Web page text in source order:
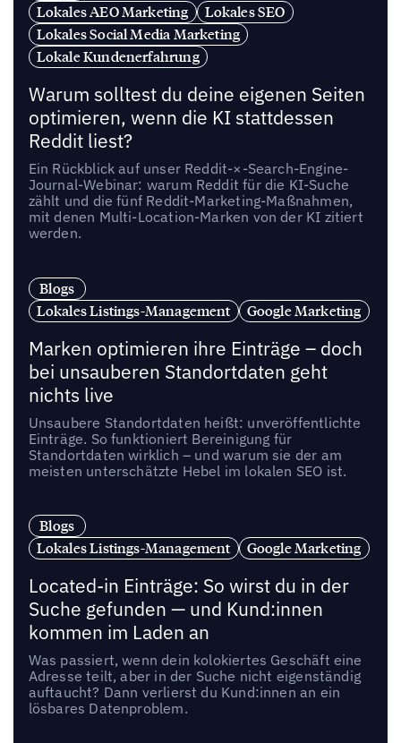
Lokales AEO Marketing
Lokales SEO
Lokales Social Media Marketing
Lokale Kundenerfahrung
Warum solltest du deine eigenen Seiten
optimieren, wenn die KI stattdessen
Reddit liest?
Ein Rückblick auf unser Reddit-×-Search-Engine-
Journal-Webinar: warum Reddit für die KI-Suche
zählt und die fünf Reddit-Marketing-Maßnahmen,
mit denen Multi-Location-Marken von der KI zitiert
werden.
Blogs
Lokales Listings-Management
Google Marketing
Marken optimieren ihre Einträge – doch
bei unsauberen Standortdaten geht
nichts live
Unsaubere Standortdaten heißt: unveröffentlichte
Einträge. So funktioniert Bereinigung für
Standortdaten wirklich – und warum sie der am
meisten unterschätzte Hebel im lokalen SEO ist.
Blogs
Lokales Listings-Management
Google Marketing
Located-in Einträge: So wirst du in der
Suche gefunden — und Kund:innen
kommen im Laden an
Was passiert, wenn dein kolokiertes Geschäft eine
Adresse teilt, aber in der Suche nicht eigenständig
auftaucht? Dann verlierst du Kund:innen an ein
lösbares Datenproblem.